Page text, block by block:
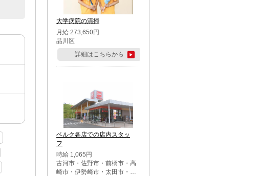
大学病院の清掃
月給 273,650円
品川区
詳細はこちらから
ベルク各店での店内スタッ
フ
時給 1,065円
古河市・佐野市・前橋市・高
崎市・伊勢崎市・太田市・館